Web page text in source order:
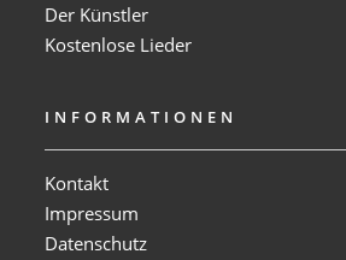
Der Künstler
Kostenlose Lieder
INFORMATIONEN
Kontakt
Impressum
Datenschutz